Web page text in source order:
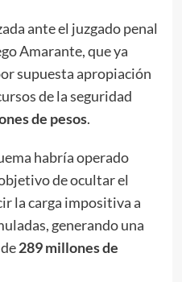
ante el juzgado penal
Amarante, que ya
supuesta apropiación
de la seguridad
de pesos.
habría operado
de ocultar el
la carga impositiva a
generando una
289 millones de